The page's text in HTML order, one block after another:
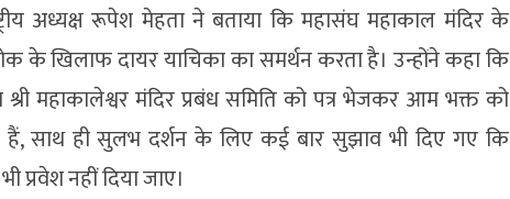
अध्यक्ष रूपेश मेहता ने बताया कि महासंघ महाकाल मंदिर के
के खिलाफ दायर याचिका का समर्थन करता है। उन्होंने कहा कि
श्री महाकालेश्वर मंदिर प्रबंध समिति को पत्र भेजकर आम भक्त को
हैं, साथ ही सुलभ दर्शन के लिए कई बार सुझाव भी दिए गए कि
प्रवेश नहीं दिया जाए।